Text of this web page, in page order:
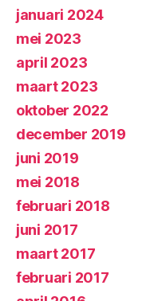
januari 2024
mei 2023
april 2023
maart 2023
oktober 2022
december 2019
juni 2019
mei 2018
februari 2018
juni 2017
maart 2017
februari 2017